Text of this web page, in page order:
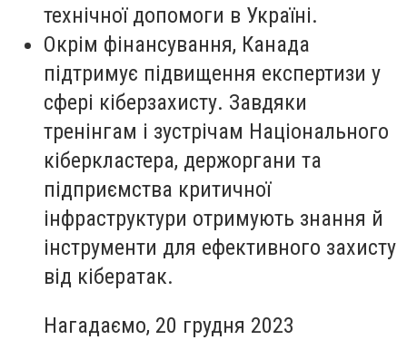
технічної допомоги в Україні.
Окрім фінансування, Канада
підтримує підвищення експертизи у
сфері кіберзахисту. Завдяки
тренінгам і зустрічам Національного
кіберкластера, держоргани та
підприємства критичної
інфраструктури отримують знання й
інструменти для ефективного захисту
від кібератак.
Нагадаємо, 20 грудня 2023